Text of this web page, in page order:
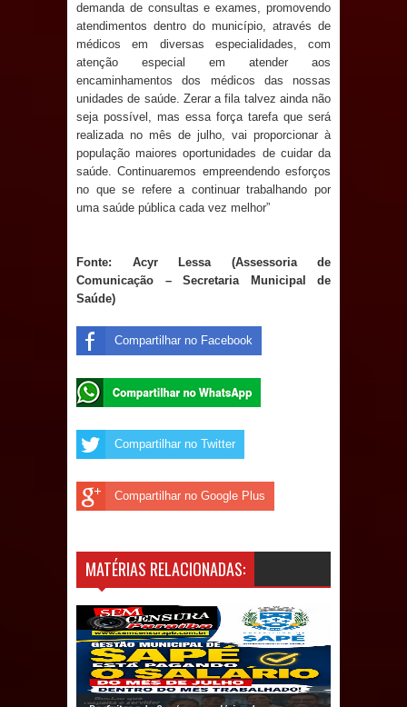
dentárias já foram entregues pela
Prefeitura de Sapé em 2026
Caldas Brandão: Tradicional Festa de
Santana 2026 será neste sábado (25)
e deve atrair grande público
Nota de pesar: Câmara de Marí
lamenta a morte da ex-vereadora
Acolhida e CRAS de Sapé
Denise Ribeiro toma posse no
Diretório Nacional do PDT durante
Dois Gigantes da Poesia Paraibana
BREJO em Guarabira
Vereador Davyd Matias reúne cerca
demanda de consultas e exames, promovendo
atendimentos dentro do município, através de
médicos em diversas especialidades, com
atenção especial em atender aos
encaminhamentos dos médicos das nossas
unidades de saúde. Zerar a fila talvez ainda não
seja possível, mas essa força tarefa que será
realizada no mês de julho, vai proporcionar à
população maiores oportunidades de cuidar da
saúde. Continuaremos empreendendo esforços
no que se refere a continuar trabalhando por
uma saúde pública cada vez melhor”
Fonte: Acyr Lessa (Assessoria de
Comunicação – Secretaria Municipal de
Saúde)
Compartilhar no Facebook
Compartilhar no Twitter
Compartilhar no Google Plus
MATÉRIAS RELACIONADAS: